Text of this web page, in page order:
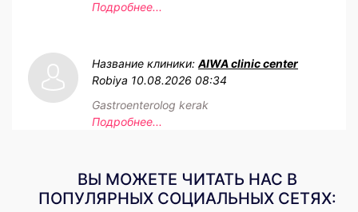
Подробнее...
Название клиники: AIWA clinic center
Robiya 10.08.2026 08:34
Gastroenterolog kerak
Подробнее...
ВЫ МОЖЕТЕ ЧИТАТЬ НАС В
ПОПУЛЯРНЫХ СОЦИАЛЬНЫХ СЕТЯХ: